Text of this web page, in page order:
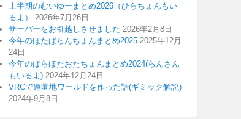
上半期のむいゆーまとめ2026（ひらちょんもい
るよ）
2026年7月26日
サーバーをお引越しさせました 2026年2月8日
今年のほたぱらんちょんまとめ2025 2025年12月
24日
今年のぱらほたおたちょんまとめ2024(らんさん
もいるよ) 2024年12月24日
VRCで遊園地ワールドを作った話(ギミック解説)
2024年9月8日